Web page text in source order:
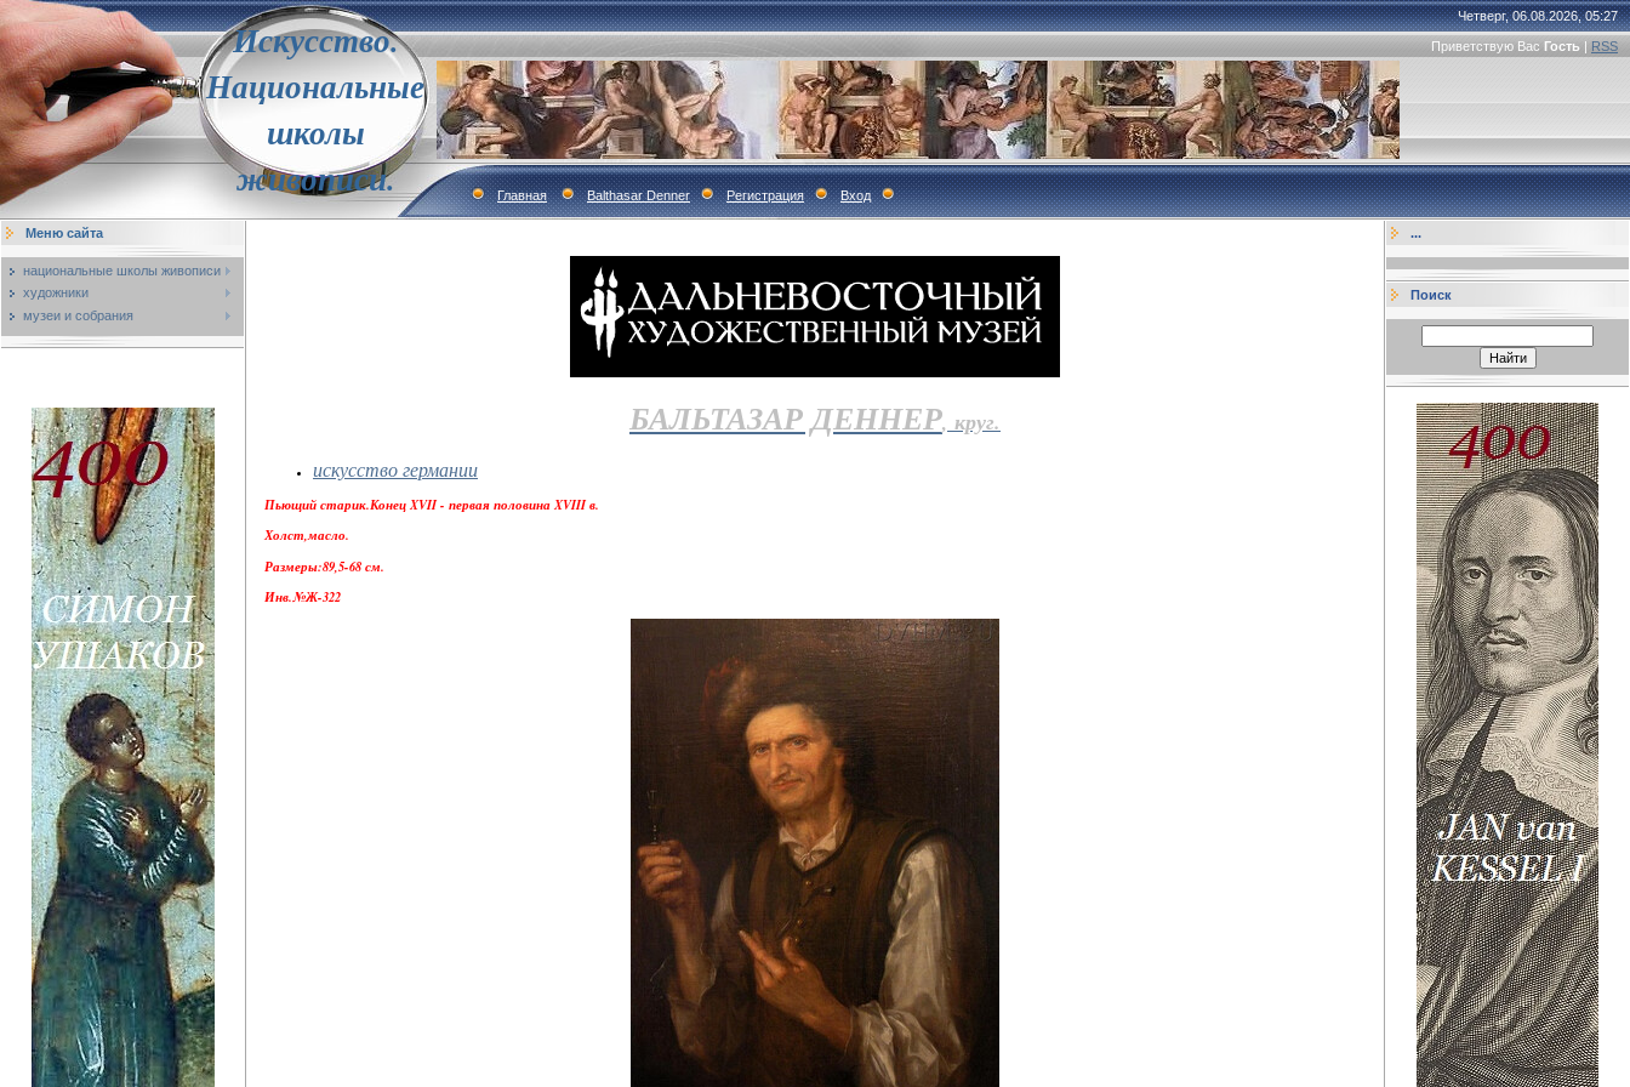
Искусство.
Национальные
школы
живописи.
Четверг, 06.08.2026, 05:27
Приветствую Вас Гость | RSS
Главная Balthasar Denner Регистрация Вход
Меню сайта
национальные школы живописи
художники
музеи и собрания
БАЛЬТАЗАР ДЕННЕР, круг.
искусство германии
Пьющий старик.Конец XVII - первая половина XVIII в.
Холст,масло.
Размеры:89,5-68 см.
Инв.№Ж-322
...
Поиск